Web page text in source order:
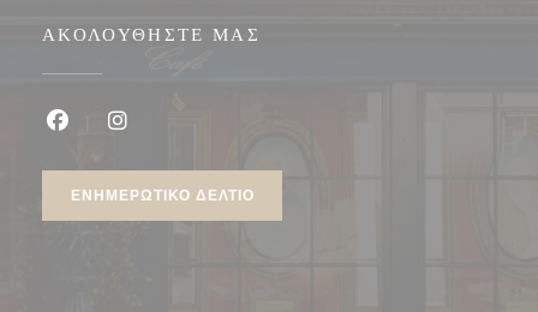
ΑΚΟΛΟΥΘΉΣΤΕ ΜΑΣ
ΕΝΗΜΕΡΩΤΙΚΌ ΔΕΛΤΊΟ